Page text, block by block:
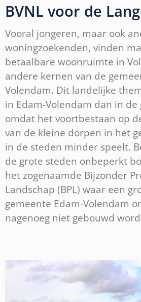
BVNL voor de
Vooral jongeren, maar ook
woningzoekenden, vinden
betaalbare woonruimte in
andere kernen van de
Volendam. Dit landelijke
in Edam-Volendam dan in de
omdat het voortbestaan op
van de kleine dorpen in het
in de steden minder speelt.
de grote steden onbeperkt
het zogenaamde Bijzonder
Landschap (BPL) waar een
gemeente Edam-Volendam
nagenoeg niet gebouwd